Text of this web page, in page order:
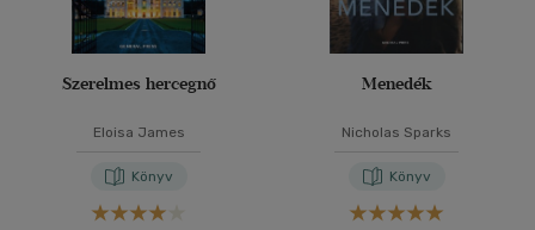
Szerelmes hercegnő
Eloisa James
Könyv
Menedék
Nicholas Sparks
Könyv